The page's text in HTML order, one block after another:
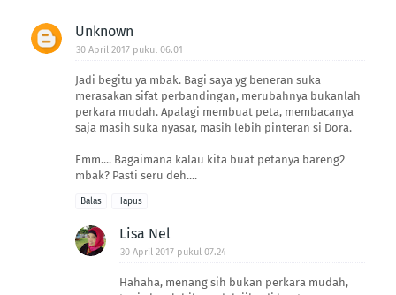
Unknown
30 April 2017 pukul 06.01
Jadi begitu ya mbak. Bagi saya yg beneran suka
merasakan sifat perbandingan, merubahnya bukanlah
perkara mudah. Apalagi membuat peta, membacanya
saja masih suka nyasar, masih lebih pinteran si Dora.
Emm.... Bagaimana kalau kita buat petanya bareng2
mbak? Pasti seru deh....
Balas Hapus
Lisa Nel
30 April 2017 pukul 07.24
Hahaha, menang sih bukan perkara mudah,